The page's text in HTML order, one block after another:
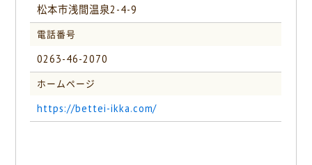
松本市浅間温泉2-4-9
電話番号
0263-46-2070
ホームページ
https://bettei-ikka.com/